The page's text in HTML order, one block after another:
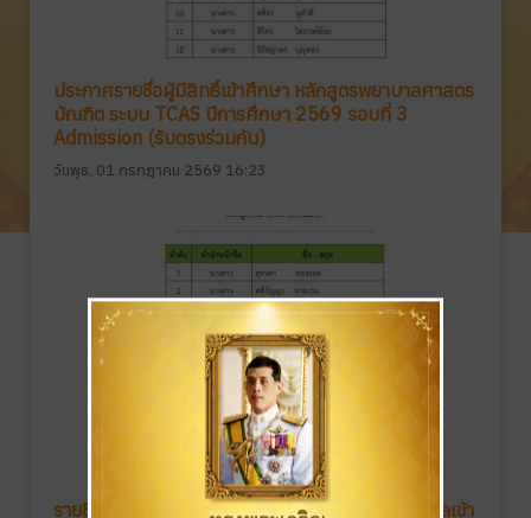
ประกาศรายชื่อผู้มีสิทธิ์เข้าศึกษา หลักสูตรพยาบาลศาสตร
บัณฑิต ระบบ TCAS ปีการศึกษา 2569 รอบที่ 3
Admission (รับตรงร่วมกัน)
วันพุธ, 01 กรกฎาคม 2569 16:23
รายชื่อผู้มีสิทธิ์เข้าสอบสัมภาษณ์ ในการคัดเลือกบุคคลเข้า